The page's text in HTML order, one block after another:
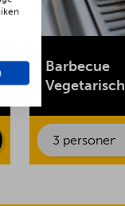
Barbecue
Vegetarisch
Vegaburger
Groentespies
Portobello